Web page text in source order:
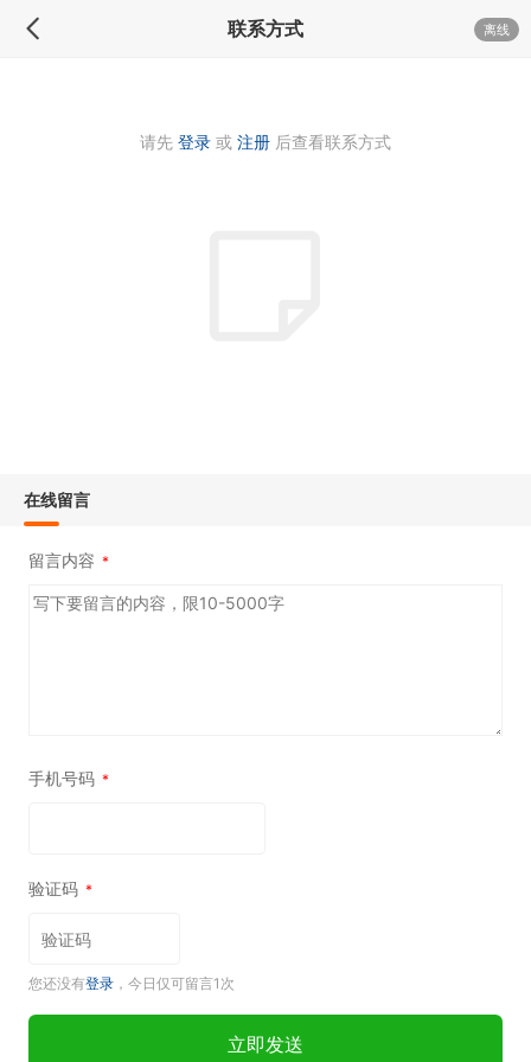
联系方式 离线
请先 登录 或 注册 后查看联系方式
在线留言
留言内容 *
手机号码 *
验证码 *
您还没有登录 ，今日仅可留言1次